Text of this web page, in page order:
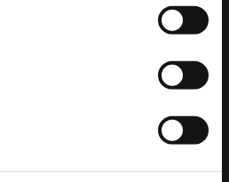
vous concernant